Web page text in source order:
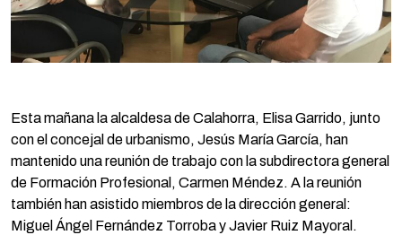
Esta mañana la alcaldesa de Calahorra, Elisa Garrido, junto
con el concejal de urbanismo, Jesús María García, han
mantenido una reunión de trabajo con la subdirectora general
de Formación Profesional, Carmen Méndez. A la reunión
también han asistido miembros de la dirección general:
Miguel Ángel Fernández Torroba y Javier Ruiz Mayoral.